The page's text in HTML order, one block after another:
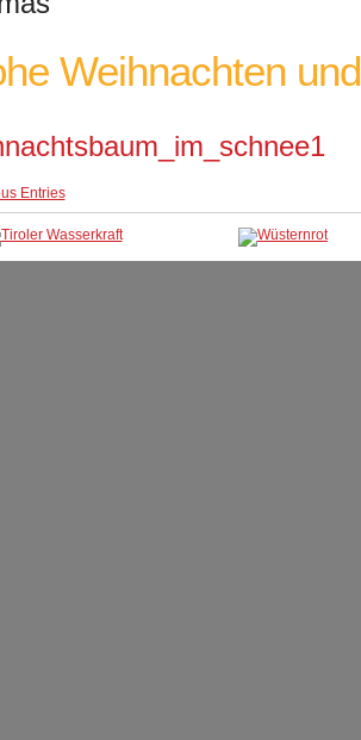
Weihnachten
Entries